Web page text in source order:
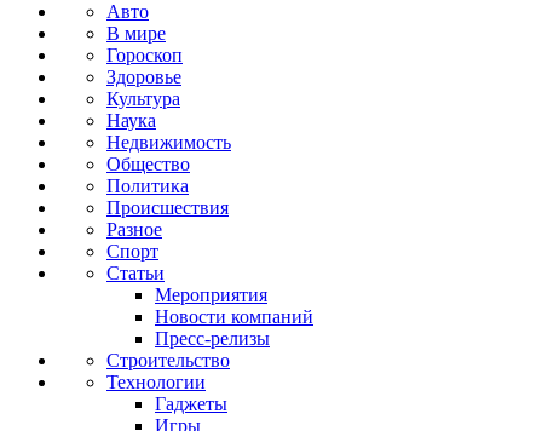
Авто
В мире
Гороскоп
Здоровье
Культура
Наука
Недвижимость
Общество
Политика
Происшествия
Разное
Спорт
Статьи
Мероприятия
Новости компаний
Пресс-релизы
Строительство
Технологии
Гаджеты
Игры